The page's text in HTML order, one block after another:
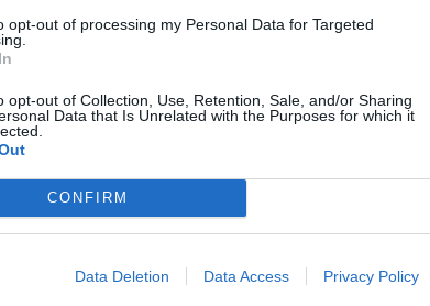
opt-out of processing my Personal Data for Targeted
opt-out of Collection, Use, Retention, Sale, and/or Sharing
Data that Is Unrelated with the Purposes for which it
CONFIRM
Data Deletion Data Access Privacy Policy
5G
dins de les fases del programa 5G-PPP, un
com a objectiu crear entorns de prova i
es presentaran entre deu i 12 consorcis i
les quals es triaran "tres o quatre"
el projecte és capaç de reunir sector públic,
"Estem en converses amb Orange,